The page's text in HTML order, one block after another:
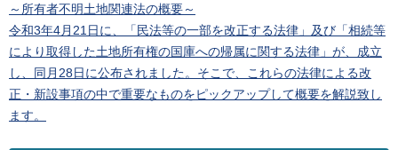
～所有者不明土地関連法の概要～
令和3年4月21日に、「民法等の一部を改正する法律」及び「相続等
により取得した土地所有権の国庫への帰属に関する法律」が、成立
し、同月28日に公布されました。そこで、これらの法律による改
正・新設事項の中で重要なものをピックアップして概要を解説致し
ます。